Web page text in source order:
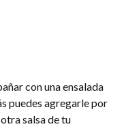
con una ensalada
puedes agregarle por
salsa de tu